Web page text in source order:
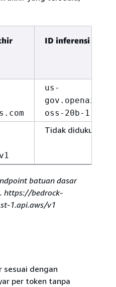
ID inferensi geo
us-
gov.openai.gpt-
oss-20b-1:0
Tidak didukung
batuan dasar
https://bedrock-
1.api.aws/v1
sesuai dengan
per token tanpa